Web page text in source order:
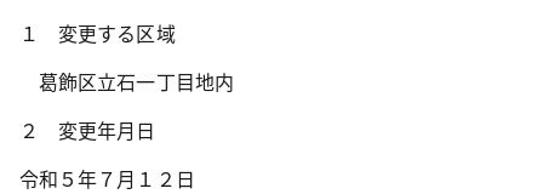
１ 変更する区域
葛飾区立石一丁目地内
２ 変更年月日
令和５年７月１２日